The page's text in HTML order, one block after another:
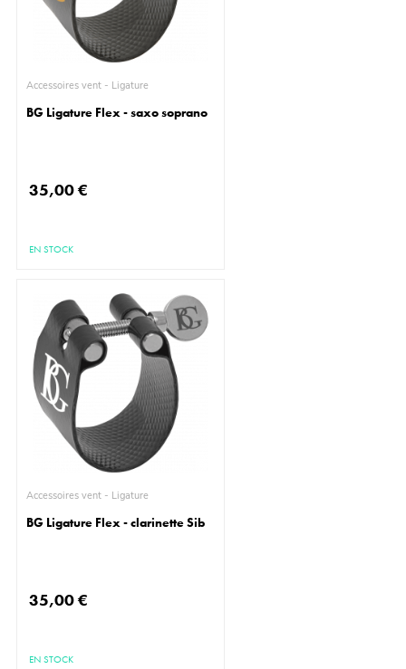
Accessoires vent - Ligature
BG Ligature Flex - saxo soprano
35,00 €
EN STOCK
Accessoires vent - Ligature
BG Ligature Flex - clarinette Sib
35,00 €
EN STOCK